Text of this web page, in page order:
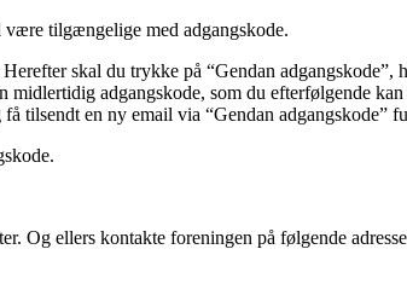
være tilgængelige med adgangskode.
skal du trykke på “Gendan adgangskode”,
midlertidig adgangskode, som du efterfølgende
tilsendt en ny email via “Gendan adgangskode”
Og ellers kontakte foreningen på følgende